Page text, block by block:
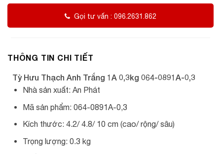
Gọi tư vấn : 096.2631.862
THÔNG TIN CHI TIẾT
Tỳ Hưu Thạch Anh Trắng 1A 0,3kg 064-0891A-0,3
Nhà sản xuất: An Phát
Mã sản phẩm: 064-0891A-0,3
Kích thước: 4.2/ 4.8/ 10 cm (cao/ rộng/ sâu)
Trọng lượng: 0.3 kg